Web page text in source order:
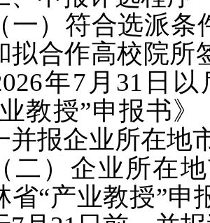
符合选派条件
拟合作高校院所
年7月31日
教授”申报书
并报企业所在地
企业所在地
省“产业教授”